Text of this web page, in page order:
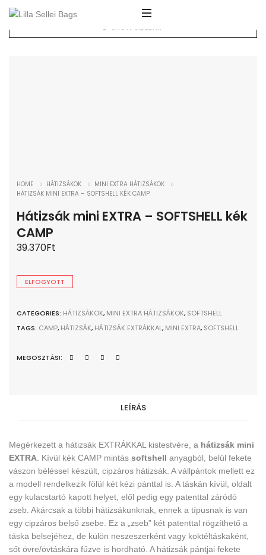
SHOW SIDEBAR
HOME HÁTIZSÁKOK
MINI EXTRA HÁTIZSÁKOK
HÁTIZSÁK MINI EXTRA – SOFTSHELL KÉK CAMP
Hátizsák mini EXTRA – SOFTSHELL kék
CAMP
39.370Ft
ELFOGYOTT
CATEGORIES: HÁTIZSÁKOK, MINI EXTRA HÁTIZSÁKOK, SOFTSHELL
TAGS: CAMP, HÁTIZSÁK, HÁTIZSÁK EXTRÁKKAL, MINI EXTRA, SOFTSHELL
MEGOSZTÁS!:
LEÍRÁS
Megérkezett a hátizsák EXTRÁKKAL kistestvére, a hátizsák mini
EXTRA . Kívül kék CAMP mintás softshell anyagból , belül fekete
vászon béléssel készült, cipzáros hátizsák. A vállpántok mellett ez
a modell rendelkezik fölül két kézi pánttal is. A táskán kívül, oldalt
egy kulacstartó kapott helyet, elől pedig egy patenttal záródó
zseb. Akárcsak a többi hátizsákunknak, ennek a típusnak is van
egy cipzáros belső zsebe. Ez a „zseb” két patenttal rögzíthető a
táska belsejéhez, de külön neszeszerként vagy koktéltáskaként,
sőt övre/övtáskára fűzve is hordható. A hátizsák pántjai fekete